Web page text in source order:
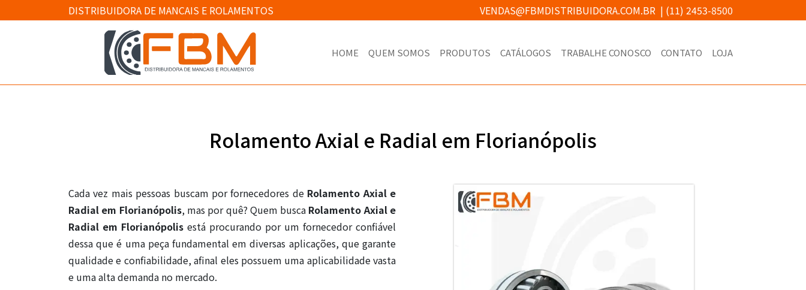
DISTRIBUIDORA DE MANCAIS E ROLAMENTOS VENDAS@FBMDISTRIBUIDORA.COM.BR | (11) 2453-8500
HOME QUEM SOMOS PRODUTOS CATÁLOGOS TRABALHE CONOSCO CONTATO LOJA
Rolamento Axial e Radial em Florianópolis
Cada vez mais pessoas buscam por fornecedores de Rolamento Axial e
Radial em Florianópolis, mas por quê? Quem busca Rolamento Axial e
Radial em Florianópolis está procurando por um fornecedor confiável
dessa que é uma peça fundamental em diversas aplicações, que garante
qualidade e confiabilidade, afinal eles possuem uma aplicabilidade vasta
e uma alta demanda no mercado.